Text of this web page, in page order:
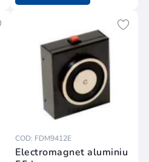
COD: FDM9412E
Electromagnet aluminiu